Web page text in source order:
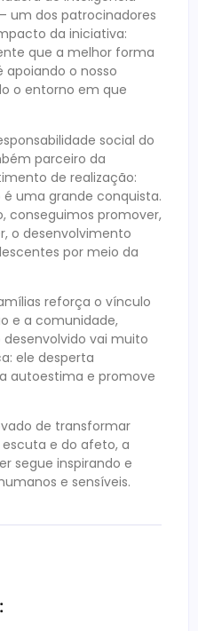
um dos patrocinadores
da iniciativa:
que a melhor forma
o nosso
o entorno em que
social do
parceiro da
de realização:
é uma grande conquista.
conseguimos promover,
o desenvolvimento
por meio da
reforça o vínculo
e a comunidade,
vai muito
ele desperta
autoestima e promove
de transformar
e do afeto, a
segue inspirando e
e sensíveis.